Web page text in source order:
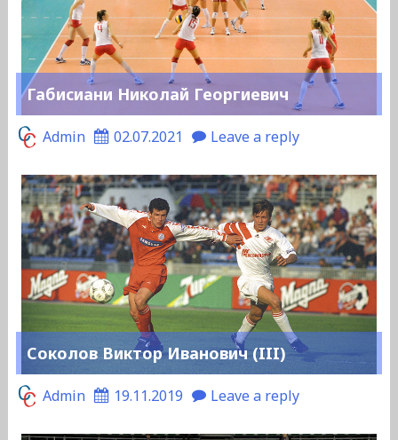
Габисиани Николай Георгиевич
Admin 02.07.2021 Leave a reply
Соколов Виктор Иванович (III)
Admin 19.11.2019 Leave a reply